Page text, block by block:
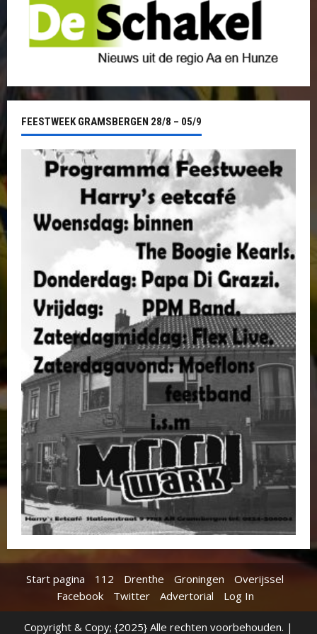
FEESTWEEK GRAMSBERGEN 28/8 – 05/9
Start pagina 112 Drenthe Groningen
Overijssel
Facebook
Twitter Advertorial Log In
Copyright & Copy; {2025} Alle rechten voorbehouden. |